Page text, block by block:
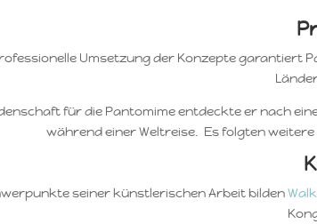
Umsetzung der Konzepte garantiert
für die Pantomime entdeckte er nach
während einer Weltreise. Es folgten
seiner künstlerischen Arbeit bilden